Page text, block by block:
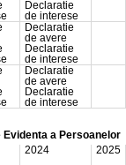
Declaratie
de interese
Declaratie
de avere
Declaratie
de interese
Declaratie
de avere
Declaratie
de interese
a Persoanelor
2024 2025